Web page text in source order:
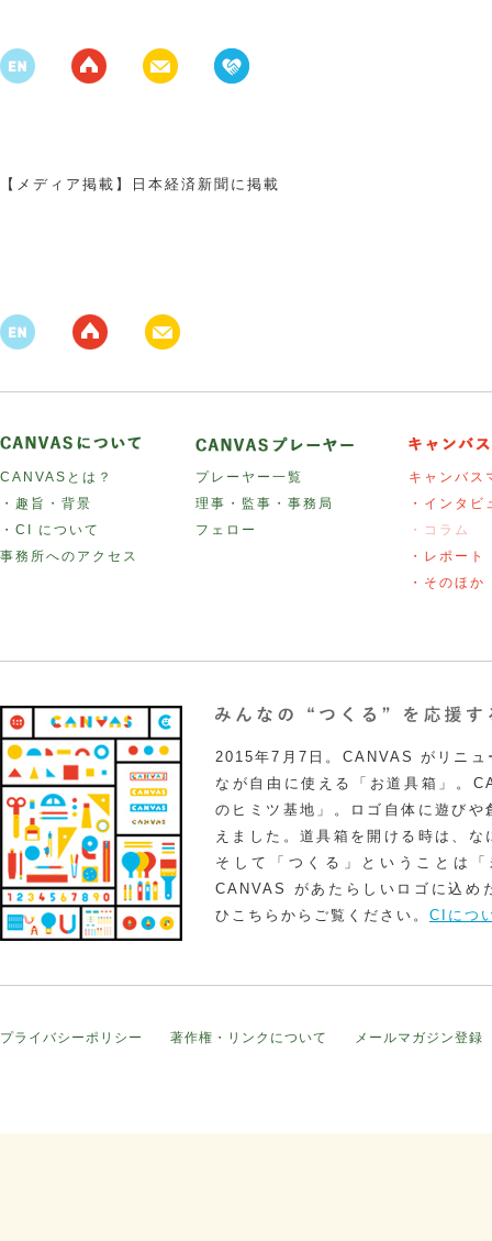
【メディア掲載】日本経済新聞に掲載
CANVASとは？
・趣旨・背景
・CI について
事務所へのアクセス
プレーヤー一覧
理事・監事・事務局
フェロー
キャンバス
・インタビ
・コラム
・レポート
・そのほか
2015年7月7日。CANVAS がリニュ
なが自由に使える「お道具箱」。
のヒミツ基地」。ロゴ自体に遊び
えました。道具箱を開ける時は、
そして「つくる」ということは
CANVAS があたらしいロゴに込め
ひこちらからご覧ください。 CIにつ
プライバシーポリシー 著作権・リンクについて メールマガジン登録